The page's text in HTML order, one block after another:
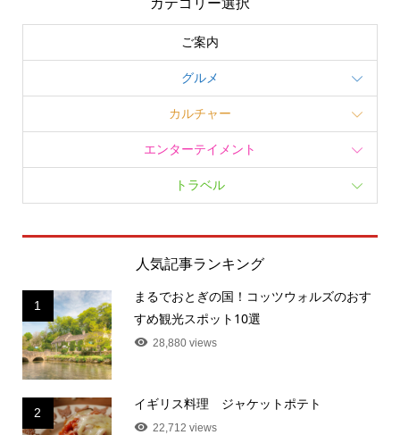
ご案内
グルメ
カルチャー
エンターテイメント
トラベル
人気記事ランキング
1
まるでおとぎの国！コッツウォルズのおす
すめ観光スポット10選
28,880 views
2
イギリス料理 ジャケットポテト
22,712 views